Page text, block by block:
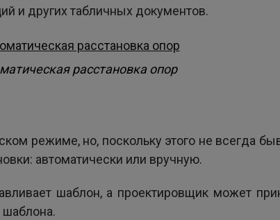
и других табличных документов.
расстановка опор
режиме, но, поскольку этого не всегда
автоматически или вручную.
шаблон, а проектировщик может
шаблона.